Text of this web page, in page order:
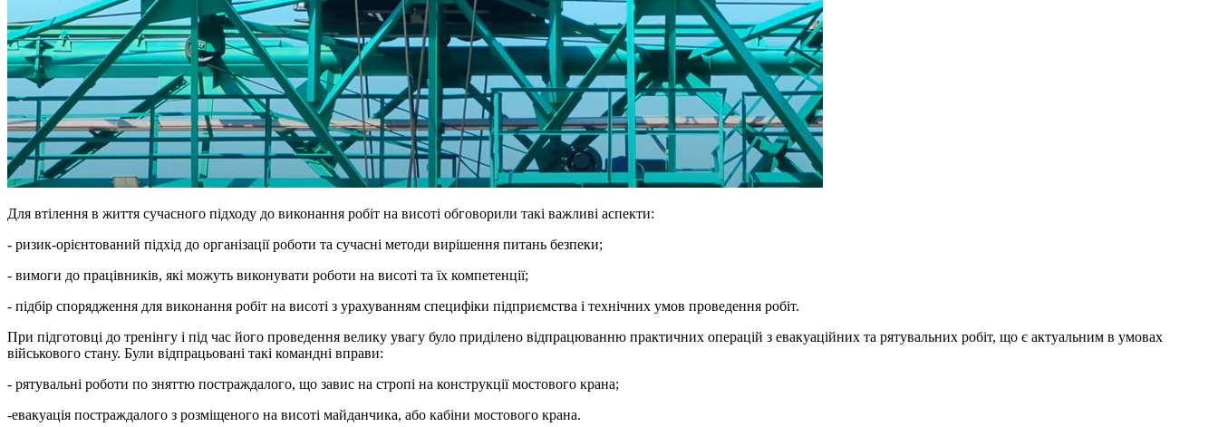
Для втілення в життя сучасного підходу до виконання робіт на висоті обговорили такі важливі аспекти:
- ризик-орієнтований підхід до організації роботи та сучасні методи вирішення питань безпеки;
- вимоги до працівників, які можуть виконувати роботи на висоті та їх компетенції;
- підбір спорядження для виконання робіт на висоті з урахуванням специфіки підприємства і технічних умов проведення робіт.
При підготовці до тренінгу і під час його проведення велику увагу було приділено відпрацюванню практичних операцій з евакуаційних та рятувальних робіт, що є актуальним в умовах
військового стану. Були відпрацьовані такі командні вправи:
- рятувальні роботи по зняттю постраждалого, що завис на стропі на конструкції мостового крана;
-евакуація постраждалого з розміщеного на висоті майданчика, або кабіни мостового крана.